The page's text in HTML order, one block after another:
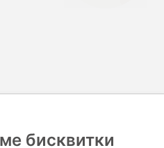
бисквитки